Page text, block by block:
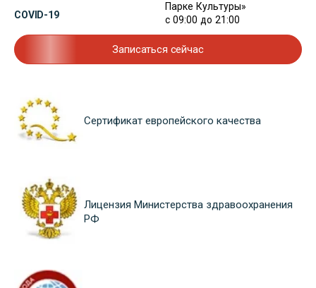
COVID-19
Парке Культуры»
с 09:00 до 21:00
Записаться сейчас
Сертификат европейского качества
Лицензия Министерства здравоохранения
РФ